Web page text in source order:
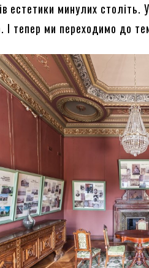
естетики минулих століть. У
І тепер ми переходимо до